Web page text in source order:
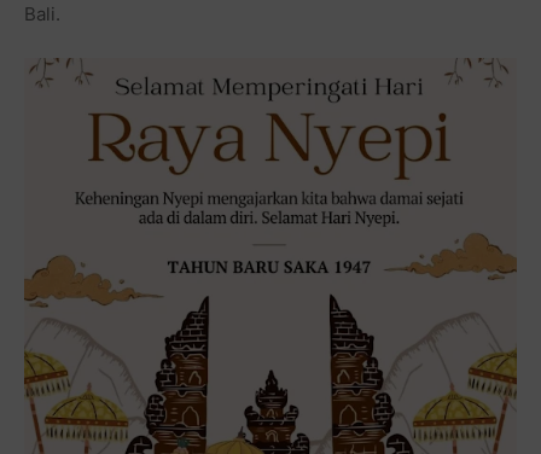
Bali.